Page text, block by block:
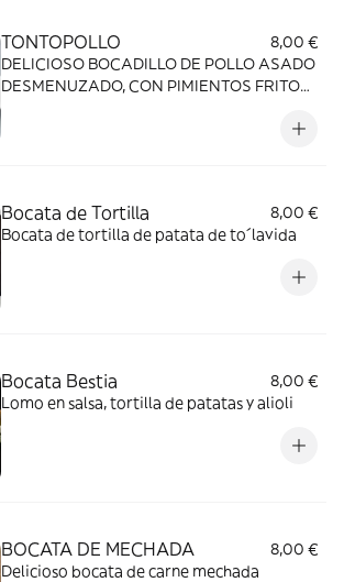
TONTOPOLLO
8,00 €
DELICIOSO BOCADILLO DE POLLO ASADO
DESMENUZADO, CON PIMIENTOS FRITOS,
Bocata de Tortilla
8,00 €
Bocata de tortilla de patata de to´lavida
Bocata Bestia
8,00 €
Lomo en salsa, tortilla de patatas y alioli
BOCATA DE MECHADA
8,00 €
Delicioso bocata de carne mechada